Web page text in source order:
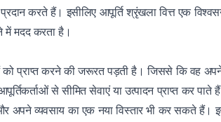
करते हैं। इसीलिए आपूर्ति श्रृंखला वित्त एक
में मदद करता है।
प्राप्त करने की जरूरत पड़ती है। जिससे कि वह अपने
से सीमित सेवाएं या उत्पादन प्राप्त कर पाते
व्यवसाय का एक नया विस्तार भी कर सकते हैं।